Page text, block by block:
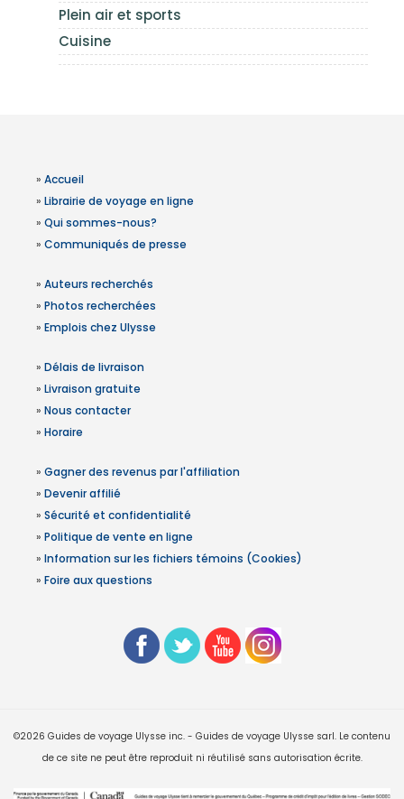
Plein air et sports
Cuisine
» Accueil
» Librairie de voyage en ligne
» Qui sommes-nous?
» Communiqués de presse
» Auteurs recherchés
» Photos recherchées
» Emplois chez Ulysse
» Délais de livraison
» Livraison gratuite
» Nous contacter
» Horaire
» Gagner des revenus par l'affiliation
» Devenir affilié
» Sécurité et confidentialité
» Politique de vente en ligne
» Information sur les fichiers témoins (Cookies)
» Foire aux questions
©2026 Guides de voyage Ulysse inc. - Guides de voyage Ulysse sarl. Le contenu
de ce site ne peut être reproduit ni réutilisé sans autorisation écrite.